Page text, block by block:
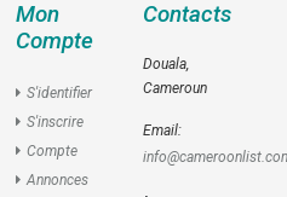
Mon
Compte
S'identifier
S'inscrire
Compte
Annonces
Contacts
Douala,
Cameroun
Email: